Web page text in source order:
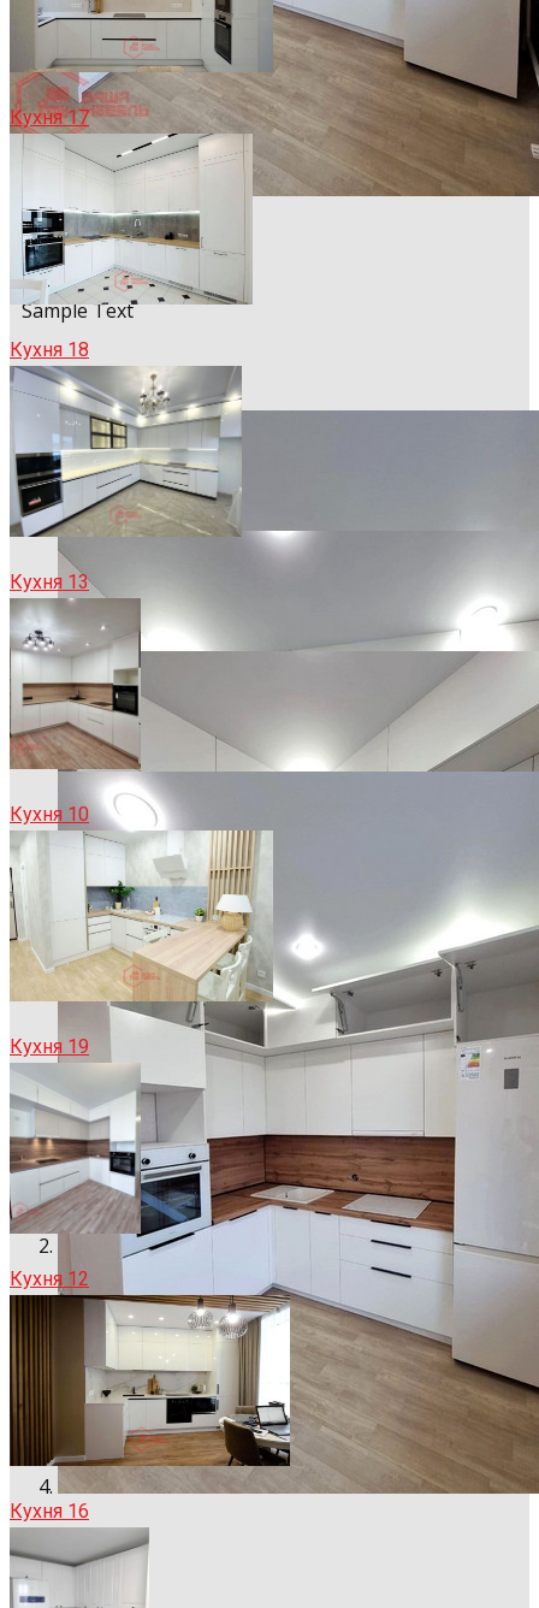
Sample Title
Sample Text
Кухня 17
Кухня 18
Кухня 13
Кухня 10
Кухня 19
Кухня 12
Кухня 16